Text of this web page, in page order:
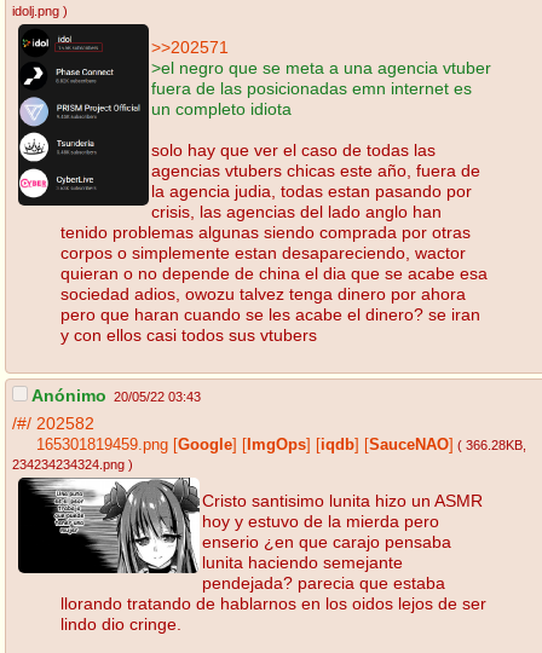
idolj.png )
>>202571
>el negro que se meta a una agencia vtuber
fuera de las posicionadas emn internet es
un completo idiota
solo hay que ver el caso de todas las
agencias vtubers chicas este año, fuera de
la agencia judia, todas estan pasando por
crisis, las agencias del lado anglo han
tenido problemas algunas siendo comprada por otras
corpos o simplemente estan desapareciendo, wactor
quieran o no depende de china el dia que se acabe esa
sociedad adios, owozu talvez tenga dinero por ahora
pero que haran cuando se les acabe el dinero? se iran
y con ellos casi todos sus vtubers
Anónimo 20/05/22 03:43
/#/ 202582
165301819459.png Google ImgOps iqdb SauceNAO ( 366.28KB
234234234324.png )
Cristo santisimo lunita hizo un ASMR
hoy y estuvo de la mierda pero
enserio ¿en que carajo pensaba
lunita haciendo semejante
pendejada? parecia que estaba
llorando tratando de hablarnos en los oidos lejos de ser
lindo dio cringe.